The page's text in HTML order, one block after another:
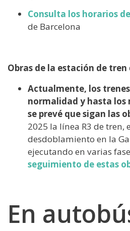
Consulta los horarios
de Barcelona
Obras de la estación de tren
Actualmente, los
normalidad y hasta los
se prevé que sigan las
2025 la línea R3 de tren,
desdoblamiento en la
ejecutando en varias
seguimiento de estas
En